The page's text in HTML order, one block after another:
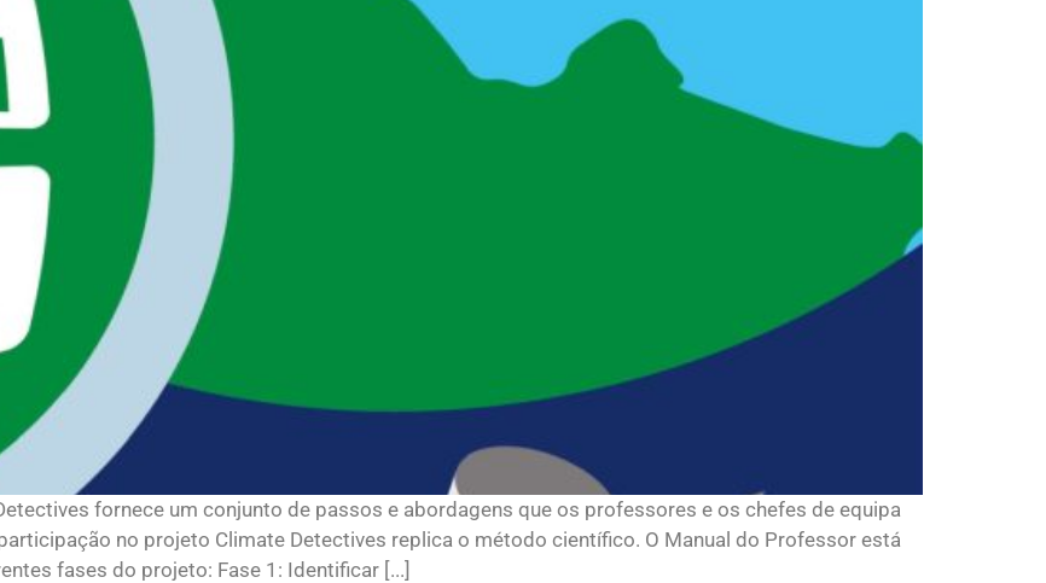
fornece um conjunto de passos e abordagens que os professores e os chefes de equipa
no projeto Climate Detectives replica o método científico. O Manual do Professor está
fases do projeto: Fase 1: Identificar [...]